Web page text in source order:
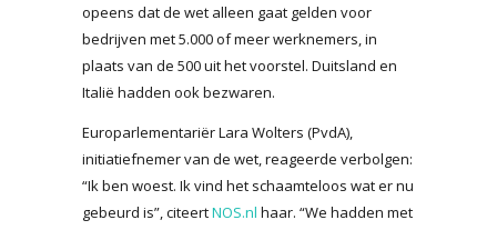
opeens dat de wet alleen gaat gelden voor
bedrijven met 5.000 of meer werknemers, in
plaats van de 500 uit het voorstel. Duitsland en
Italië hadden ook bezwaren.
Europarlementariër Lara Wolters (PvdA),
initiatiefnemer van de wet, reageerde verbolgen:
“Ik ben woest. Ik vind het schaamteloos wat er nu
gebeurd is”, citeertNOS.nl haar. “We hadden met